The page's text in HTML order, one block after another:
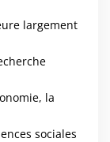
largement
la
sociales